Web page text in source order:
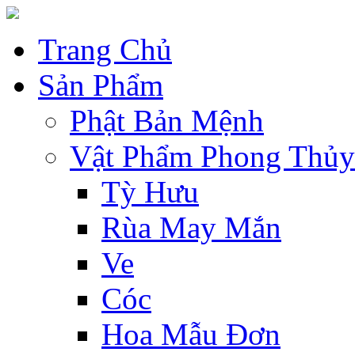
Trang Chủ
Sản Phẩm
Phật Bản Mệnh
Vật Phẩm Phong Thủy
Tỳ Hưu
Rùa May Mắn
Ve
Cóc
Hoa Mẫu Đơn